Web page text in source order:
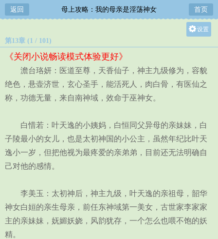
返回 母上攻略：我的母亲是淫荡神女 首页
设置
中
小
第13章 (1 / 101)
《关闭小说畅读模式体验更好》
澹台珞妍：医道至尊，天香仙子，神主九级修为，容貌
绝色，悬壶济世，玄心圣手，能活死人，肉白骨，有医仙之
称，功德无量，来自南神域，效命于巫神女。
白惜若：叶天逸的小姨妈，白恒同父异母的亲妹妹，白
子陵最小的女儿，也是太初神国的小公主，虽然年纪比叶天
逸小一岁，但把他视为最疼爱的亲弟弟，目前还无法明确自
己对他的感情。
李美玉：太初神后，神主九级，叶天逸的亲祖母，韶华
神女白姮的亲生母亲，前任东神域第一美女，古世家李家家
主的亲妹妹，妩媚妖娆，风韵犹存，一个怎么也喂不饱的妖
精。